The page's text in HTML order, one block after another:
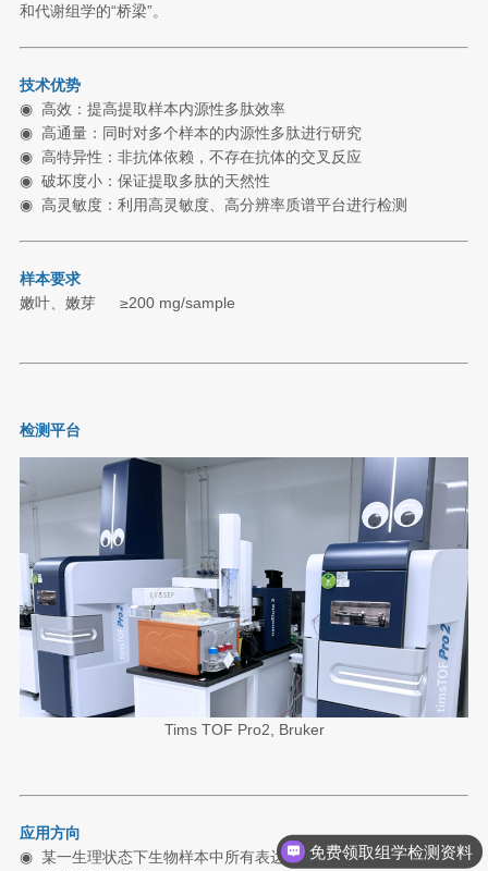
和代谢组学的“桥梁”。
技术优势
◉ 高效：提高提取样本内源性多肽效率
◉ 高通量：同时对多个样本的内源性多肽进行研究
◉ 高特异性：非抗体依赖，不存在抗体的交叉反应
◉ 破坏度小：保证提取多肽的天然性
◉ 高灵敏度：利用高灵敏度、高分辨率质谱平台进行检测
样本要求
嫩叶、嫩芽
≥200 mg/sample
检测平台
Tims TOF Pro2, Bruker
应用方向
◉ 某一生理状态下生物样本中所有表达多肽的鉴定免费领取组学检测资料